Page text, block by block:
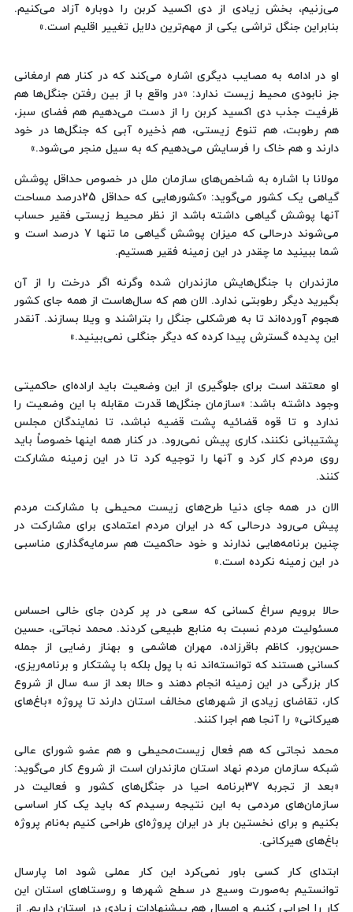
می‌زنیم، بخش زیادی از دی اکسید کربن را دوباره آزاد می‌کنیم.
بنابراین جنگل تراشی یکی از مهم‌ترین دلایل تغییر اقلیم است.»
او در ادامه به مصایب دیگری اشاره می‌کند که در کنار هم ارمغانی
جز نابودی محیط زیست ندارد: «در واقع با از بین رفتن جنگل‌ها هم
ظرفیت جذب دی اکسید کربن را از دست می‌دهیم هم فضای سبز،
هم رطوبت، هم تنوع زیستی، هم ذخیره آبی که جنگل‌ها در خود
دارند و هم خاک را فرسایش می‌دهیم که به سیل منجر می‌شود.»
مولانا با اشاره به شاخص‌های سازمان ملل در خصوص حداقل پوشش
گیاهی یک کشور می‌گوید: «کشورهایی که حداقل 25درصد مساحت
آنها پوشش گیاهی داشته باشد از نظر محیط زیستی فقیر حساب
می‌شوند درحالی که میزان پوشش گیاهی ما تنها 7 درصد است و
شما ببینید ما چقدر در این زمینه فقیر هستیم.
مازندران با جنگل‌هایش مازندران شده وگرنه اگر درخت را از آن
بگیرید دیگر رطوبتی ندارد. الان هم که سال‌هاست از همه جای کشور
هجوم آورده‌اند تا به هرشکلی جنگل را بتراشند و ویلا بسازند. آنقدر
این پدیده گسترش پیدا کرده که دیگر جنگلی نمی‌بینید.»
او معتقد است برای جلوگیری از این وضعیت باید اراده‌ای حاکمیتی
وجود داشته باشد: «سازمان جنگل‌ها قدرت مقابله با این وضعیت را
ندارد و تا قوه قضائیه پشت قضیه نباشد، تا نمایندگان مجلس
پشتیبانی نکنند، کاری پیش نمی‌رود. در کنار همه اینها خصوصاً باید
روی مردم کار کرد و آنها را توجیه کرد تا در این زمینه مشارکت
کنند.
الان در همه جای دنیا طرح‌های زیست محیطی با مشارکت مردم
پیش می‌رود درحالی که در ایران مردم اعتمادی برای مشارکت در
چنین برنامه‌هایی ندارند و خود حاکمیت هم سرمایه‌گذاری مناسبی
در این زمینه نکرده است.»
حالا برویم سراغ کسانی که سعی در پر کردن جای خالی احساس
مسئولیت مردم نسبت به منابع طبیعی کردند. محمد نجاتی، حسین
حسن‌پور، کاظم باقرزاده، مهران هاشمی و بهناز رضایی از جمله
کسانی هستند که توانسته‌اند نه با پول بلکه با پشتکار و برنامه‌ریزی،
کار بزرگی در این زمینه انجام دهند و حالا بعد از سه سال از شروع
کار، تقاضای زیادی از شهرهای مخالف استان دارند تا پروژه «باغ‌های
هیرکانی» را آنجا هم اجرا کنند.
محمد نجاتی که هم فعال زیست‌محیطی و هم عضو شورای عالی
شبکه سازمان مردم نهاد استان مازندران است از شروع کار می‌گوید:
«بعد از تجربه 37برنامه احیا در جنگل‌های کشور و فعالیت در
سازمان‌های مردمی به این نتیجه رسیدم که باید یک کار اساسی
بکنیم و برای نخستین بار در ایران پروژه‌ای طراحی کنیم به‌نام پروژه
باغ‌های هیرکانی.
ابتدای کار کسی باور نمی‌کرد این کار عملی شود اما پارسال
توانستیم به‌صورت وسیع در سطح شهرها و روستاهای استان این
کار را اجرایی کنیم و امسال هم پیشنهادات زیادی در استان داریم. از